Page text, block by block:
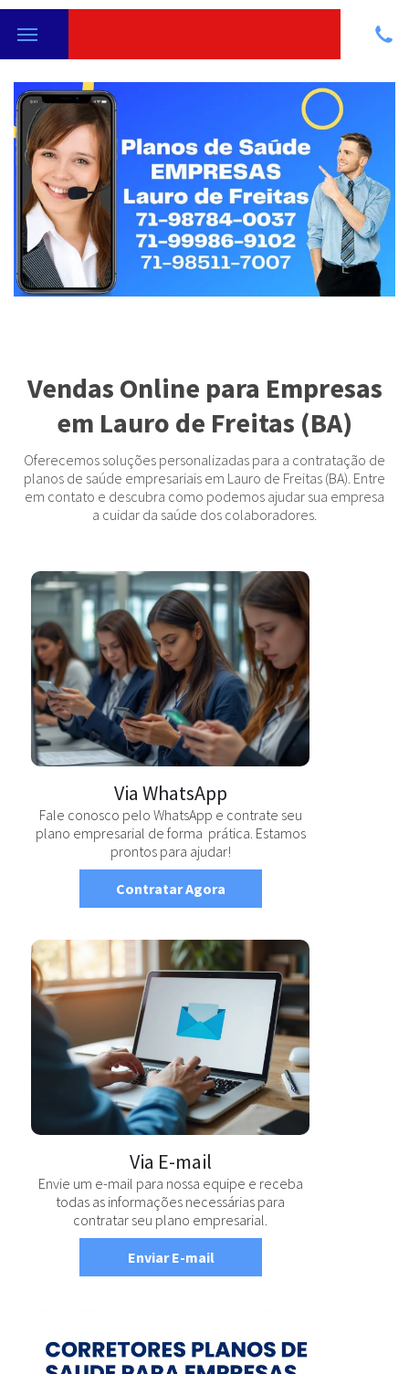
Vendas Online para Empresas
em Lauro de Freitas (BA)
Oferecemos soluções personalizadas para a contratação de
planos de saúde empresariais em Lauro de Freitas (BA). Entre
em contato e descubra como podemos ajudar sua empresa
a cuidar da saúde dos colaboradores.
Via WhatsApp
Fale conosco pelo WhatsApp e contrate seu
plano empresarial de forma prática. Estamos
prontos para ajudar!
Contratar Agora
Via E-mail
Envie um e-mail para nossa equipe e receba
todas as informações necessárias para
contratar seu plano empresarial.
Enviar E-mail